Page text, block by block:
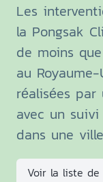
Les
la Pongsak
de moins
au
réalisées
avec un
dans une
Voir la liste